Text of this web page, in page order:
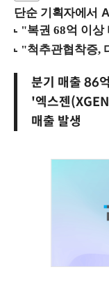
단순 기획자에서 AI 에이전
분기 매출 86
'엑스젠
매출 발생